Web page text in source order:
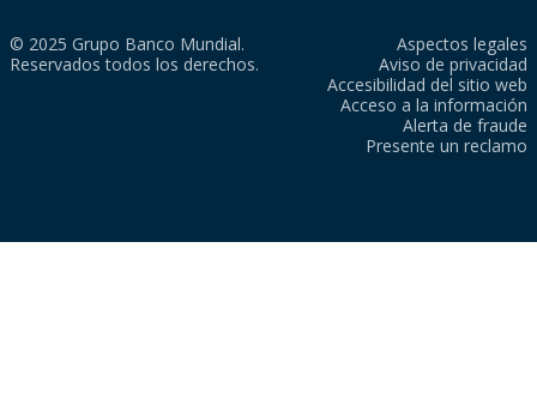
© 2025 Grupo Banco Mundial.
Reservados todos los derechos.
Aspectos legales
Aviso de privacidad
Accesibilidad del sitio web
Acceso a la información
Alerta de fraude
Presente un reclamo